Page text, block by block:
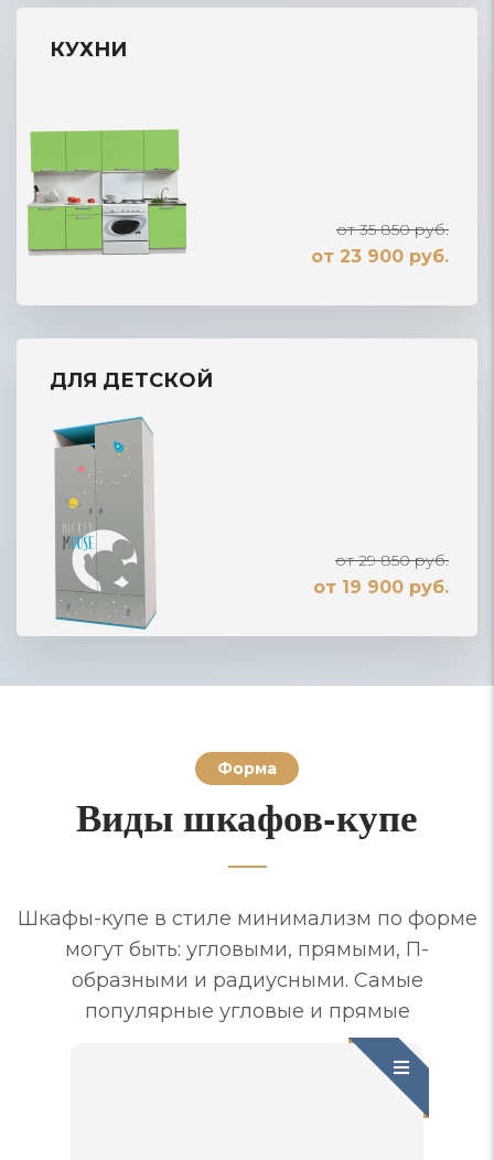
КУХНИ
от 35 850 руб.
от 23 900 руб.
ДЛЯ ДЕТСКОЙ
от 29 850 руб.
от 19 900 руб.
Форма
Виды шкафов-купе
Шкафы-купе в стиле минимализм по форме
могут быть: угловыми, прямыми, П-
образными и радиусными. Самые
популярные угловые и прямые